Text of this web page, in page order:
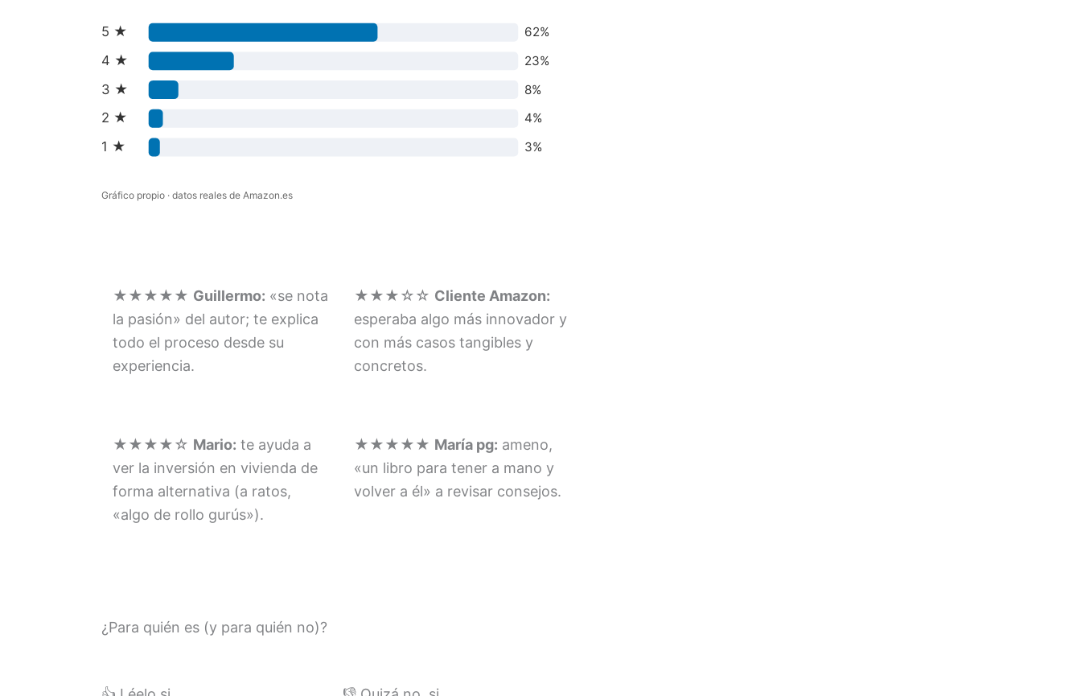
5 ★ 62%
4 ★ 23%
3 ★ 8%
2 ★ 4%
1 ★ 3%
Gráfico propio · datos reales de Amazon.es
★★★★★ Guillermo: «se nota
la pasión» del autor; te explica
todo el proceso desde su
experiencia.
★★★★☆ Mario: te ayuda a
ver la inversión en vivienda de
forma alternativa (a ratos,
«algo de rollo gurús»).
★★★☆☆ Cliente Amazon:
esperaba algo más innovador y
con más casos tangibles y
concretos.
★★★★★ María pg: ameno,
«un libro para tener a mano y
volver a él» a revisar consejos.
¿Para quién es (y para quién no)?